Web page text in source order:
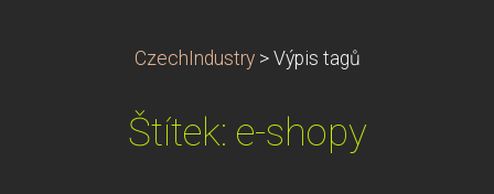
CzechIndustry > Výpis tagů
Štítek: e-shopy